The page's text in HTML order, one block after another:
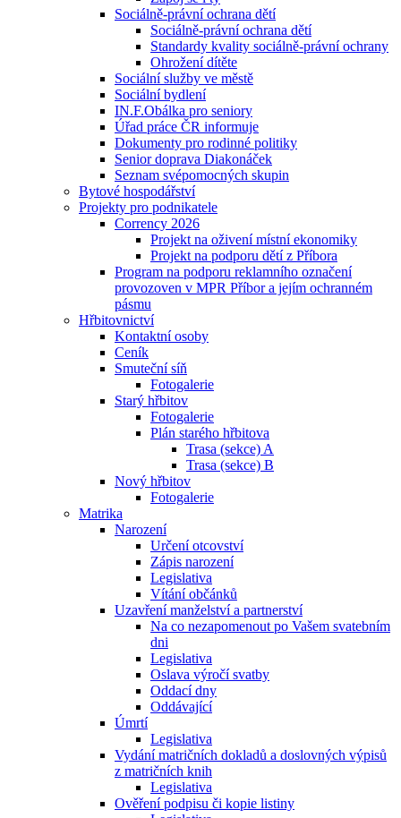
Sociálně-právní ochrana dětí
Sociálně-právní ochrana dětí
Standardy kvality sociálně-právní ochrany
Ohrožení dítěte
Sociální služby ve městě
Sociální bydlení
IN.F.Obálka pro seniory
Úřad práce ČR informuje
Dokumenty pro rodinné politiky
Senior doprava Diakonáček
Seznam svépomocných skupin
Bytové hospodářství
Projekty pro podnikatele
Corrency 2026
Projekt na oživení místní ekonomiky
Projekt na podporu dětí z Příbora
Program na podporu reklamního označení
provozoven v MPR Příbor a jejím ochranném
pásmu
Hřbitovnictví
Kontaktní osoby
Ceník
Smuteční síň
Fotogalerie
Starý hřbitov
Fotogalerie
Plán starého hřbitova
Trasa (sekce) A
Trasa (sekce) B
Nový hřbitov
Fotogalerie
Matrika
Narození
Určení otcovství
Zápis narození
Legislativa
Vítání občánků
Uzavření manželství a partnerství
Na co nezapomenout po Vašem svatebním
dni
Legislativa
Oslava výročí svatby
Oddací dny
Oddávající
Úmrtí
Legislativa
Vydání matričních dokladů a doslovných výpisů
z matričních knih
Legislativa
Ověření podpisu či kopie listiny